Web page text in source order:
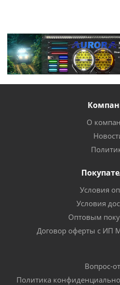
О
Условия
Условия
Оптовым
Договор оферты с ИП
Вопрос-
Политика